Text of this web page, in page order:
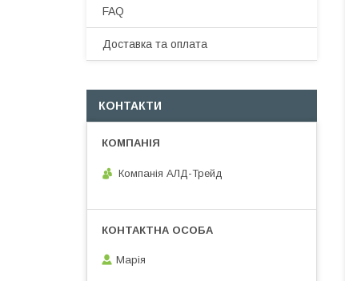
FAQ
Доставка та оплата
КОНТАКТИ
Компанія АЛД-Трейд
Марія